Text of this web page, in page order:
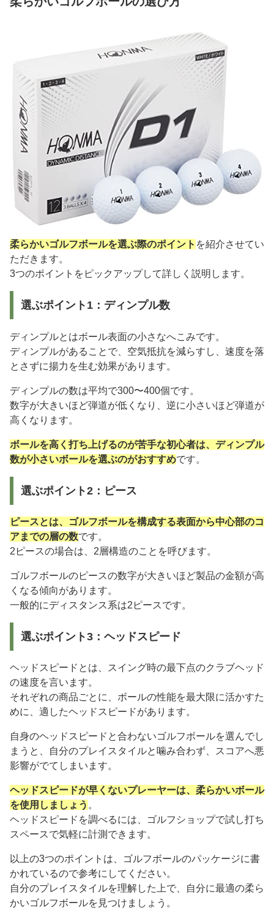
柔らかいゴルフボールを選ぶ際のポイント を紹介させてい
ただきます。
3つのポイントをピックアップして詳しく説明します。
選ぶポイント1：ディンプル数
ディンプルとはボール表面の小さなへこみです。
ディンプルがあることで、空気抵抗を減らすし、速度を落
とさずに揚力を生む効果があります。
ディンプルの数は平均で300〜400個です。
数字が大きいほど弾道が低くなり、逆に小さいほど弾道が
高くなります。
ボールを高く打ち上げるのが苦手な初心者は、ディンプル
数が小さいボールを選ぶのがおすすめです。
選ぶポイント2：ピース
ピースとは、ゴルフボールを構成する表面から中心部のコ
アまでの層の数です。
2ピースの場合は、2層構造のことを呼びます。
ゴルフボールのピースの数字が大きいほど製品の金額が高
くなる傾向があります。
一般的にディスタンス系は2ピースです。
選ぶポイント3：ヘッドスピード
ヘッドスピードとは、スイング時の最下点のクラブヘッド
の速度を言います。
それぞれの商品ごとに、ボールの性能を最大限に活かすた
めに、適したヘッドスピードがあります。
自身のヘッドスピードと合わないゴルフボールを選んでし
まうと、自分のプレイスタイルと噛み合わず、スコアへ悪
影響がでてしまいます。
ヘッドスピードが早くないプレーヤーは、柔らかいボール
を使用しましょう 。
ヘッドスピードを調べるには、ゴルフショップで試し打ち
スペースで気軽に計測できます。
以上の3つのポイントは、ゴルフボールのパッケージに書
かれているので参考にしてください。
自分のプレイスタイルを理解した上で、自分に最適の柔ら
かいゴルフボールを見つけましょう。